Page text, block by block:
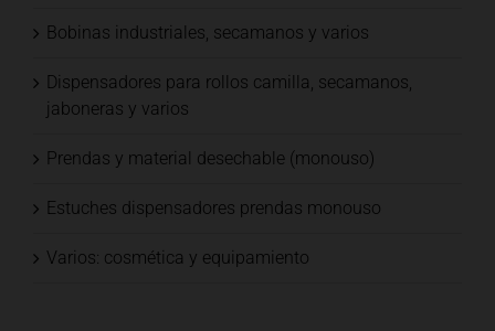
Bobinas industriales, secamanos y varios
Dispensadores para rollos camilla, secamanos,
jaboneras y varios
Prendas y material desechable (monouso)
Estuches dispensadores prendas monouso
Varios: cosmética y equipamiento